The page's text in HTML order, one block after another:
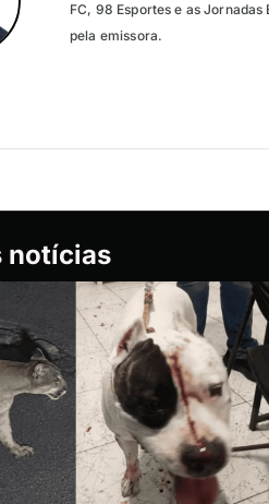
FC, 98 Esportes e as
pela emissora.
notícias